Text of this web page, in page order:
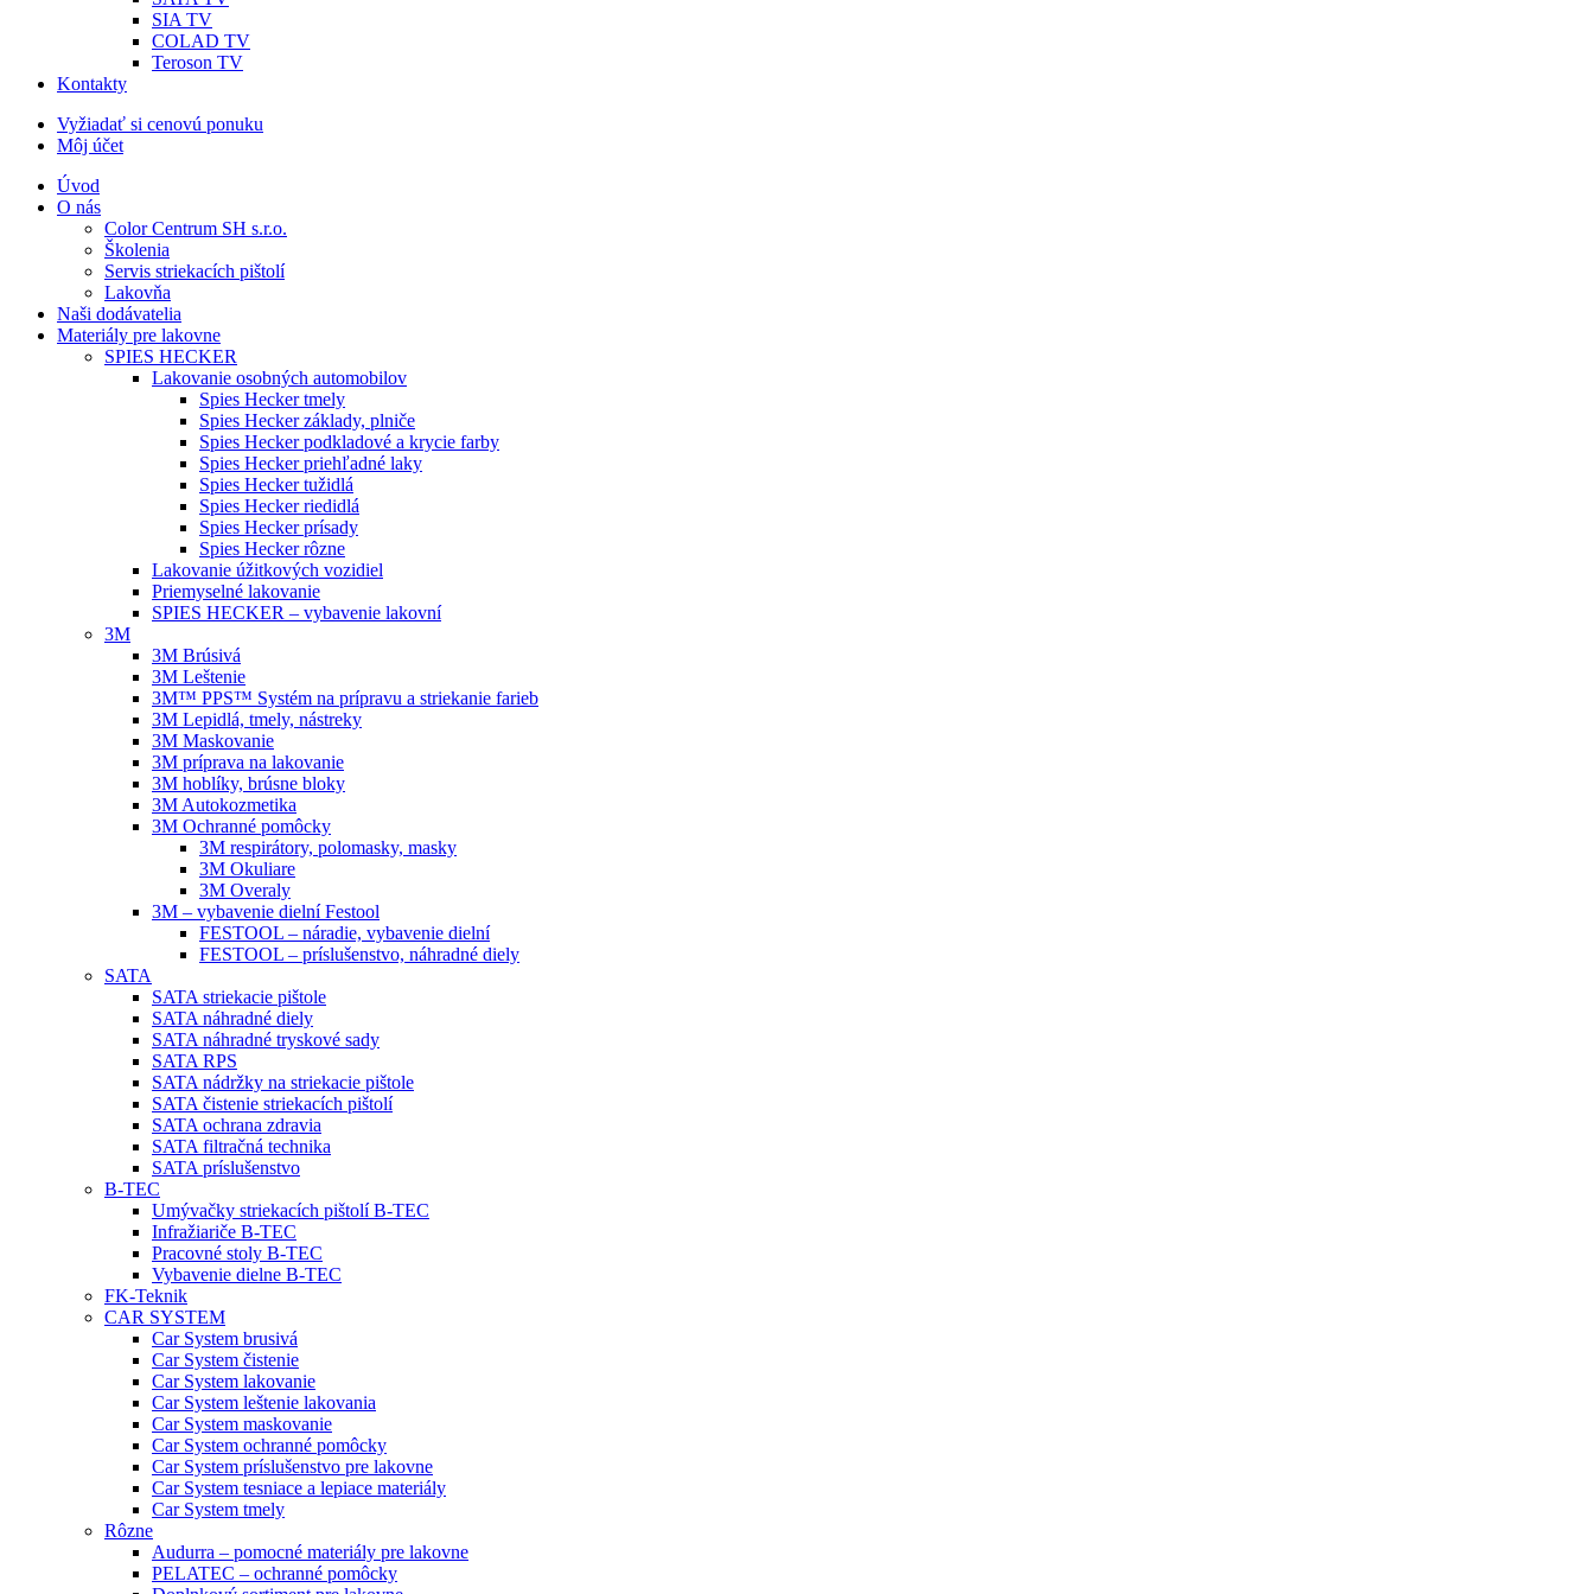
SIA TV
COLAD TV
Teroson TV
Kontakty
Vyžiadať si cenovú ponuku
Môj účet
Úvod
O nás
Color Centrum SH s.r.o.
Školenia
Servis striekacích pištolí
Lakovňa
Naši dodávatelia
Materiály pre lakovne
SPIES HECKER
Lakovanie osobných automobilov
Spies Hecker tmely
Spies Hecker základy, plniče
Spies Hecker podkladové a krycie farby
Spies Hecker priehľadné laky
Spies Hecker tužidlá
Spies Hecker riedidlá
Spies Hecker prísady
Spies Hecker rôzne
Lakovanie úžitkových vozidiel
Priemyselné lakovanie
SPIES HECKER – vybavenie lakovní
3M
3M Brúsivá
3M Leštenie
3M™ PPS™ Systém na prípravu a striekanie farieb
3M Lepidlá, tmely, nástreky
3M Maskovanie
3M príprava na lakovanie
3M hoblíky, brúsne bloky
3M Autokozmetika
3M Ochranné pomôcky
3M respirátory, polomasky, masky
3M Okuliare
3M Overaly
3M – vybavenie dielní Festool
FESTOOL – náradie, vybavenie dielní
FESTOOL – príslušenstvo, náhradné diely
SATA
SATA striekacie pištole
SATA náhradné diely
SATA náhradné tryskové sady
SATA RPS
SATA nádržky na striekacie pištole
SATA čistenie striekacích pištolí
SATA ochrana zdravia
SATA filtračná technika
SATA príslušenstvo
B-TEC
Umývačky striekacích pištolí B-TEC
Infražiariče B-TEC
Pracovné stoly B-TEC
Vybavenie dielne B-TEC
FK-Teknik
CAR SYSTEM
Car System brusivá
Car System čistenie
Car System lakovanie
Car System leštenie lakovania
Car System maskovanie
Car System ochranné pomôcky
Car System príslušenstvo pre lakovne
Car System tesniace a lepiace materiály
Car System tmely
Rôzne
Audurra – pomocné materiály pre lakovne
PELATEC – ochranné pomôcky